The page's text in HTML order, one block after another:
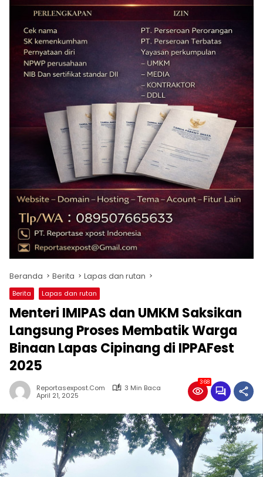
Beranda Berita Lapas dan rutan
Berita Lapas dan rutan
Menteri IMIPAS dan UMKM Saksikan
Langsung Proses Membatik Warga
Binaan Lapas Cipinang di IPPAFest
2025
Reportasexpost.com
3 Min Baca
April 21, 2025
368